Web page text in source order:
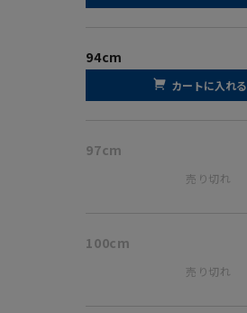
94cm
カートに入れる
97cm
売り切れ
100cm
売り切れ